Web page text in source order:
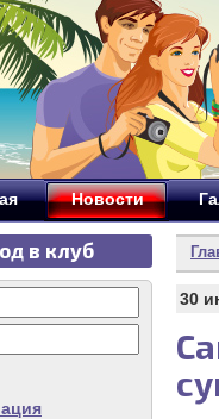
Новости
в клуб
30